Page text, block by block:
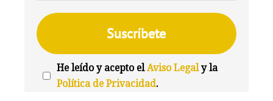
He leído y acepto elAviso Legaly la
Política de Privacidad.